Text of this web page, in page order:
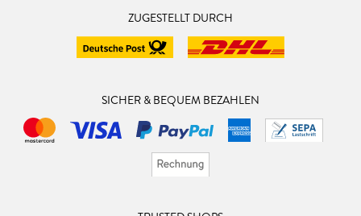
ZUGESTELLT DURCH
SICHER & BEQUEM BEZAHLEN